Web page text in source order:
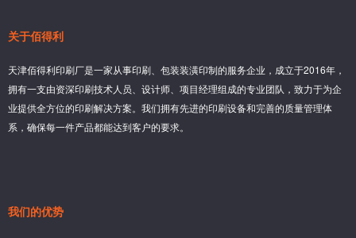
关于佰得利
天津佰得利印刷厂是一家从事印刷、包装装潢印制的服务企业，成立于2016年，
拥有一支由资深印刷技术人员、设计师、项目经理组成的专业团队，致力于为企
业提供全方位的印刷解决方案。我们拥有先进的印刷设备和完善的质量管理体
系，确保每一件产品都能达到客户的要求。
我们的优势